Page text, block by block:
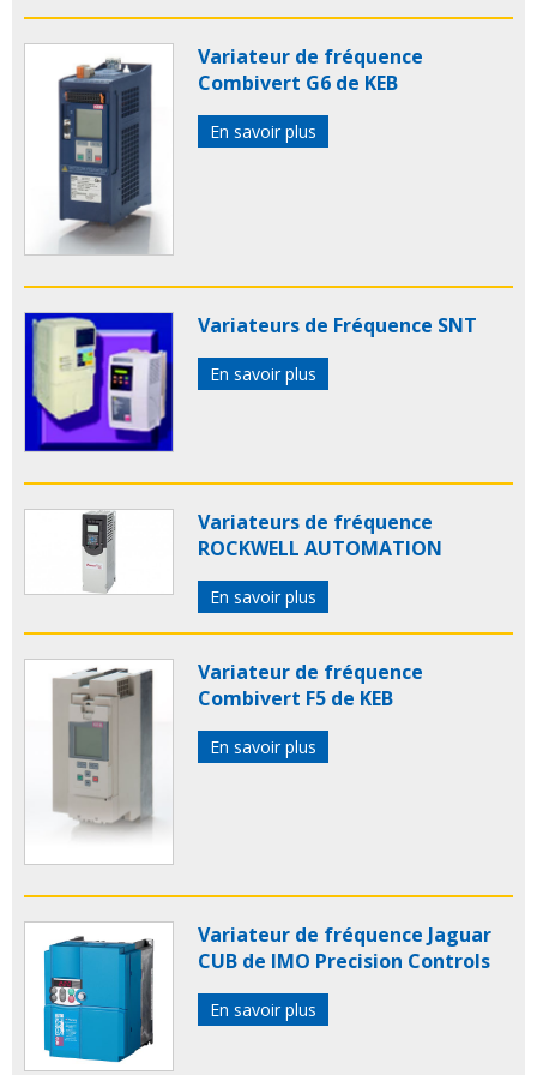
Variateur de fréquence
Combivert G6 de KEB
En savoir plus
Variateurs de Fréquence SNT
En savoir plus
Variateurs de fréquence
ROCKWELL AUTOMATION
En savoir plus
Variateur de fréquence
Combivert F5 de KEB
En savoir plus
Variateur de fréquence Jaguar
CUB de IMO Precision Controls
En savoir plus